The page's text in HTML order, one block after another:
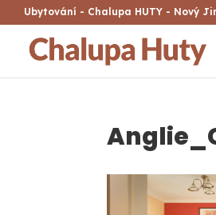
Ubytování - Chalupa HUTY - Nový